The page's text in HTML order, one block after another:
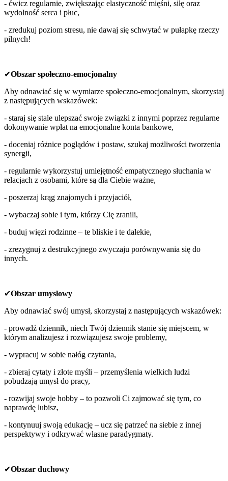
- ćwicz regularnie, zwiększając elastyczność mięśni, siłę oraz
wydolność serca i płuc,
- zredukuj poziom stresu, nie dawaj się schwytać w pułapkę rzeczy
pilnych!
✔Obszar społeczno-emocjonalny
Aby odnawiać się w wymiarze społeczno-emocjonalnym, skorzystaj
z następujących wskazówek:
- staraj się stale ulepszać swoje związki z innymi poprzez regularne
dokonywanie wpłat na emocjonalne konta bankowe,
- doceniaj różnice poglądów i postaw, szukaj możliwości tworzenia
synergii,
- regularnie wykorzystuj umiejętność empatycznego słuchania w
relacjach z osobami, które są dla Ciebie ważne,
- poszerzaj krąg znajomych i przyjaciół,
- wybaczaj sobie i tym, którzy Cię zranili,
- buduj więzi rodzinne – te bliskie i te dalekie,
- zrezygnuj z destrukcyjnego zwyczaju porównywania się do
innych.
✔Obszar umysłowy
Aby odnawiać swój umysł, skorzystaj z następujących wskazówek:
- prowadź dziennik, niech Twój dziennik stanie się miejscem, w
którym analizujesz i rozwiązujesz swoje problemy,
- wypracuj w sobie nałóg czytania,
- zbieraj cytaty i złote myśli – przemyślenia wielkich ludzi
pobudzają umysł do pracy,
- rozwijaj swoje hobby – to pozwoli Ci zajmować się tym, co
naprawdę lubisz,
- kontynuuj swoją edukację – ucz się patrzeć na siebie z innej
perspektywy i odkrywać własne paradygmaty.
✔Obszar duchowy